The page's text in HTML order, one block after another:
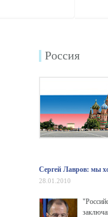
Россия
Сергей Лавров: мы
28.01.2010